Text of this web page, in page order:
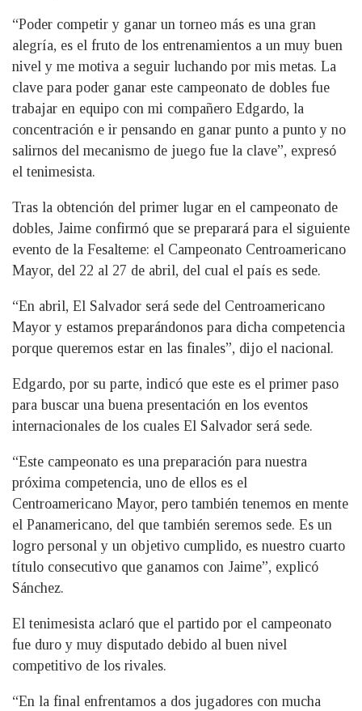
“Poder competir y ganar un torneo más es una gran
alegría, es el fruto de los entrenamientos a un muy buen
nivel y me motiva a seguir luchando por mis metas. La
clave para poder ganar este campeonato de dobles fue
trabajar en equipo con mi compañero Edgardo, la
concentración e ir pensando en ganar punto a punto y no
salirnos del mecanismo de juego fue la clave”, expresó
el tenimesista.
Tras la obtención del primer lugar en el campeonato de
dobles, Jaime confirmó que se preparará para el siguiente
evento de la Fesalteme: el Campeonato Centroamericano
Mayor, del 22 al 27 de abril, del cual el país es sede.
“En abril, El Salvador será sede del Centroamericano
Mayor y estamos preparándonos para dicha competencia
porque queremos estar en las finales”, dijo el nacional.
Edgardo, por su parte, indicó que este es el primer paso
para buscar una buena presentación en los eventos
internacionales de los cuales El Salvador será sede.
“Este campeonato es una preparación para nuestra
próxima competencia, uno de ellos es el
Centroamericano Mayor, pero también tenemos en mente
el Panamericano, del que también seremos sede. Es un
logro personal y un objetivo cumplido, es nuestro cuarto
título consecutivo que ganamos con Jaime”, explicó
Sánchez.
El tenimesista aclaró que el partido por el campeonato
fue duro y muy disputado debido al buen nivel
competitivo de los rivales.
“En la final enfrentamos a dos jugadores con mucha